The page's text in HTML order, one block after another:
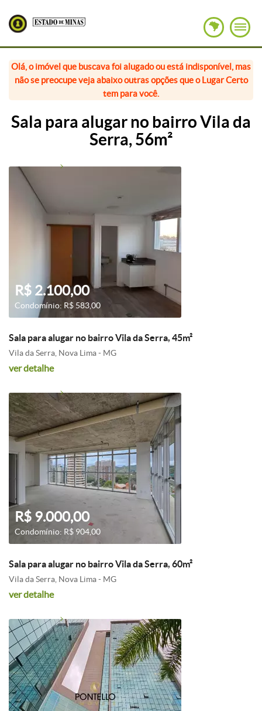
Olá, o imóvel que buscava foi alugado ou está indisponível, mas
não se preocupe veja abaixo outras opções que o Lugar Certo
tem para você.
Sala para alugar no bairro Vila da
Serra, 56m²
R$ 2.100,00
Condomínio: R$ 583,00
Sala para alugar no bairro Vila da Serra, 45m²
Vila da Serra, Nova Lima - MG
ver detalhe
R$ 9.000,00
Condomínio: R$ 904,00
Sala para alugar no bairro Vila da Serra, 60m²
Vila da Serra, Nova Lima - MG
ver detalhe